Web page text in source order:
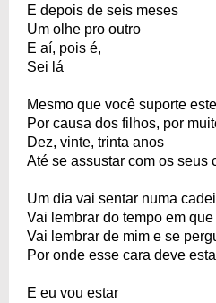
E depois de seis meses
Um olhe pro outro
E aí, pois é,
Sei lá
Mesmo que você suporte
Por causa dos filhos, por
Dez, vinte, trinta anos
Até se assustar com os seus
Um dia vai sentar numa
Vai lembrar do tempo em
Vai lembrar de mim e se
Por onde esse cara deve
E eu vou estar